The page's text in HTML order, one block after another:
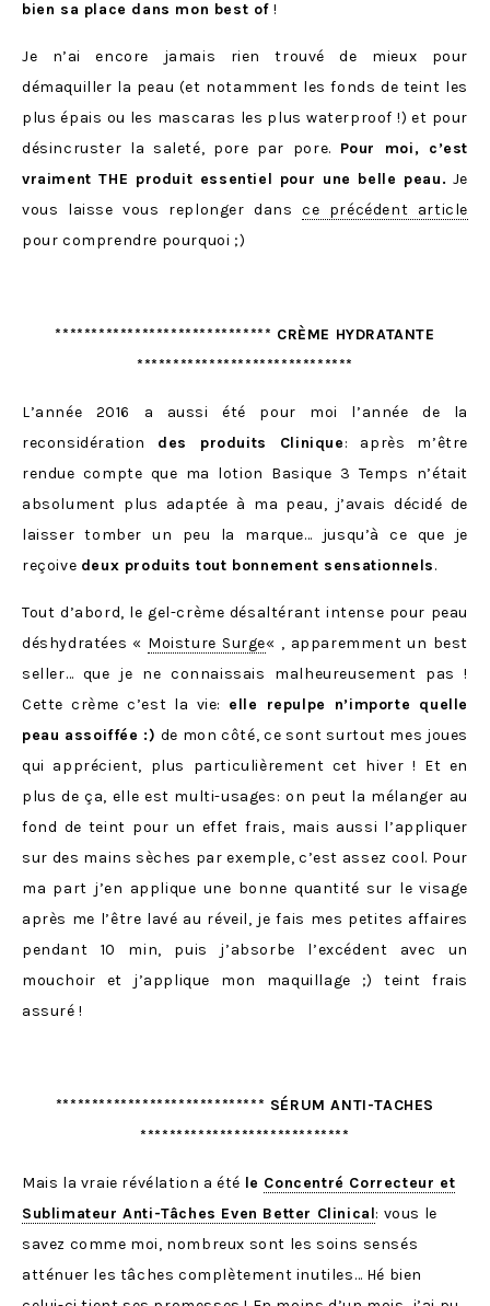
bien sa place dans mon best of !
Je n’ai encore jamais rien trouvé de mieux pour
démaquiller la peau (et notamment les fonds de teint les
plus épais ou les mascaras les plus waterproof !) et pour
désincruster la saleté, pore par pore. Pour moi, c’est
vraiment THE produit essentiel pour une belle peau. Je
vous laisse vous replonger dansce précédent article
pour comprendre pourquoi ;)
****************************** CRÈME HYDRATANTE
******************************
L’année 2016 a aussi été pour moi l’année de la
reconsidération des produits Clinique: après m’être
rendue compte que ma lotion Basique 3 Temps n’était
absolument plus adaptée à ma peau, j’avais décidé de
laisser tomber un peu la marque… jusqu’à ce que je
reçoive deux produits tout bonnement sensationnels.
Tout d’abord, le gel-crème désaltérant intense pour peau
déshydratées « Moisture Surge« , apparemment un best
seller… que je ne connaissais malheureusement pas !
Cette crème c’est la vie: elle repulpe n’importe quelle
peau assoiffée :) de mon côté, ce sont surtout mes joues
qui apprécient, plus particulièrement cet hiver ! Et en
plus de ça, elle est multi-usages: on peut la mélanger au
fond de teint pour un effet frais, mais aussi l’appliquer
sur des mains sèches par exemple, c’est assez cool. Pour
ma part j’en applique une bonne quantité sur le visage
après me l’être lavé au réveil, je fais mes petites affaires
pendant 10 min, puis j’absorbe l’excédent avec un
mouchoir et j’applique mon maquillage ;) teint frais
assuré !
***************************** SÉRUM ANTI-TACHES
*****************************
Mais la vraie révélation a été le Concentré Correcteur et
Sublimateur Anti-Tâches Even Better Clinical: vous le
savez comme moi, nombreux sont les soins sensés
atténuer les tâches complètement inutiles… Hé bien